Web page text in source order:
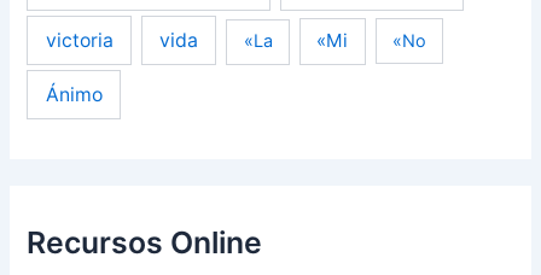
victoria vida «La «Mi «No
Ánimo
Recursos Online